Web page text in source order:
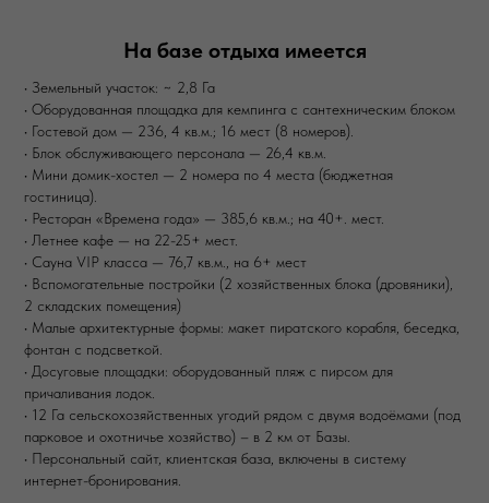
На базе отдыха имеется
• Земельный участок: ~ 2,8 Га
• Оборудованная площадка для кемпинга с сантехническим блоком
• Гостевой дом — 236, 4 кв.м.; 16 мест (8 номеров).
• Блок обслуживающего персонала — 26,4 кв.м.
• Мини домик-хостел — 2 номера по 4 места (бюджетная
гостиница).
• Ресторан «Времена года» — 385,6 кв.м.; на 40+. мест.
• Летнее кафе — на 22-25+ мест.
• Сауна VIP класса — 76,7 кв.м., на 6+ мест
• Вспомогательные постройки (2 хозяйственных блока (дровяники),
2 складских помещения)
• Малые архитектурные формы: макет пиратского корабля, беседка,
фонтан с подсветкой.
• Досуговые площадки: оборудованный пляж с пирсом для
причаливания лодок.
• 12 Га сельскохозяйственных угодий рядом с двумя водоёмами (под
парковое и охотничье хозяйство) – в 2 км от Базы.
• Персональный сайт, клиентская база, включены в систему
интернет-бронирования.